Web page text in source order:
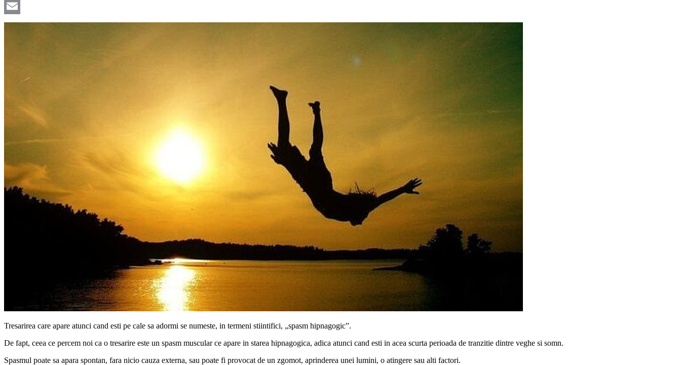
Viber
Email
Tresarirea care apare atunci cand esti pe cale sa adormi se numeste, in termeni stiintifici, „spasm hipnagogic”.
De fapt, ceea ce percem noi ca o tresarire este un spasm muscular ce apare in starea hipnagogica, adica atunci cand esti in acea scurta perioada de tranzitie dintre veghe si somn.
Spasmul poate sa apara spontan, fara nicio cauza externa, sau poate fi provocat de un zgomot, aprinderea unei lumini, o atingere sau alti factori.